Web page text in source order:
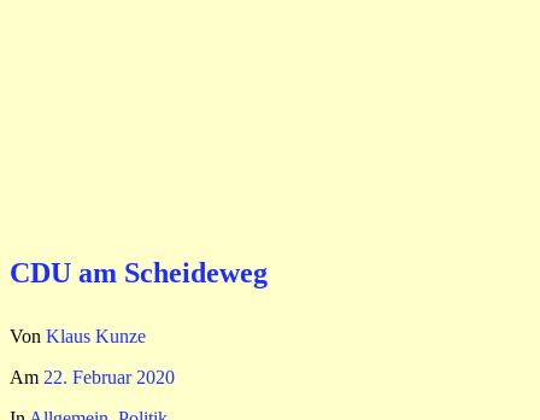
CDU am Scheideweg
Von Klaus Kunze
Am 22. Februar 2020